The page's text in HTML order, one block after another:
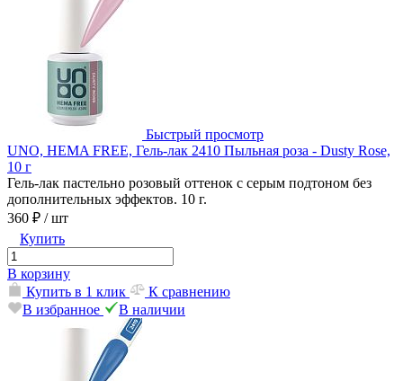
Быстрый просмотр
UNO, HEMA FREE, Гель-лак 2410 Пыльная роза - Dusty Rose,
10 г
Гель-лак пастельно розовый оттенок с серым подтоном без
дополнительных эффектов. 10 г.
360 ₽ / шт
Купить
В корзину
Купить в 1 клик
К сравнению
В избранное
В наличии